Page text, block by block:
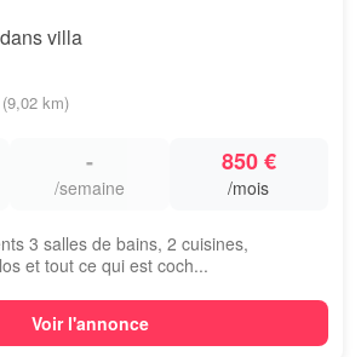
villa
(9,02 km)
-
/semaine
850 €
/mois
3 salles de bains, 2 cuisines,
et tout ce qui est coch...
Voir l'annonce